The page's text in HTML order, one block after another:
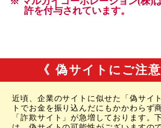
《 偽サイトにご注
近頃、企業のサイトに似せた「偽サイ
トでお金を振り込んだにもかかわらず
「詐欺サイト」が急増しております。